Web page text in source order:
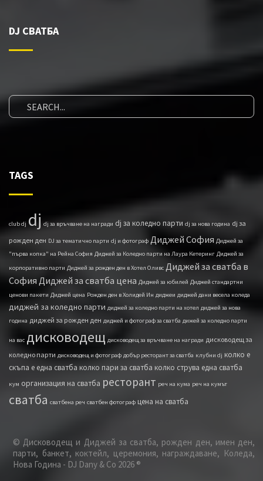
DJ СВАТБА
TAGS
club dj dj dj за връчване на награди dj за коледно парти dj за нова година dj за
рожден ден DJ за тематично парти dj и фотограф Диджей София Диджей за
"първа копка" на Рейна София Диджей за Коледно парти на Лаура Кетеринг Диджей за
корпоративно парти Диджей за рожден ден в Хотел Оливс Диджей за сватба в
София Диджей за сватба цена Диджей за юбилей Диджей стандартни
ценови пакети Диджей ценa Рожден ден в Холидей Ин диджеи диджей дани весела коледа
диджей за коледно парти диджей за коледно парти на хотел диджей за нова
година диджей за рожден ден диджей и фотограф за сватба дижей за коледно парти
на вас дисководещ дисководещ за връчване на награди дисководещ за
коледно парти дисководещ и фотограф добър ресторант за сватба клубни dj колко е
скъпа е една сватба колко пари за сватба колко струва една сватба
кум организация на сватба ресторант реч на кума реч на кумът
сватба сватбена реч сватбен фотограф цена на сватба
© Дисководещ и Диджей за сватба, рожден ден, имен ден,
парти, банкет, коктейл, церемония, награждаване, Коледа,
Нова Година - DJ Dany & Co 2026 ®